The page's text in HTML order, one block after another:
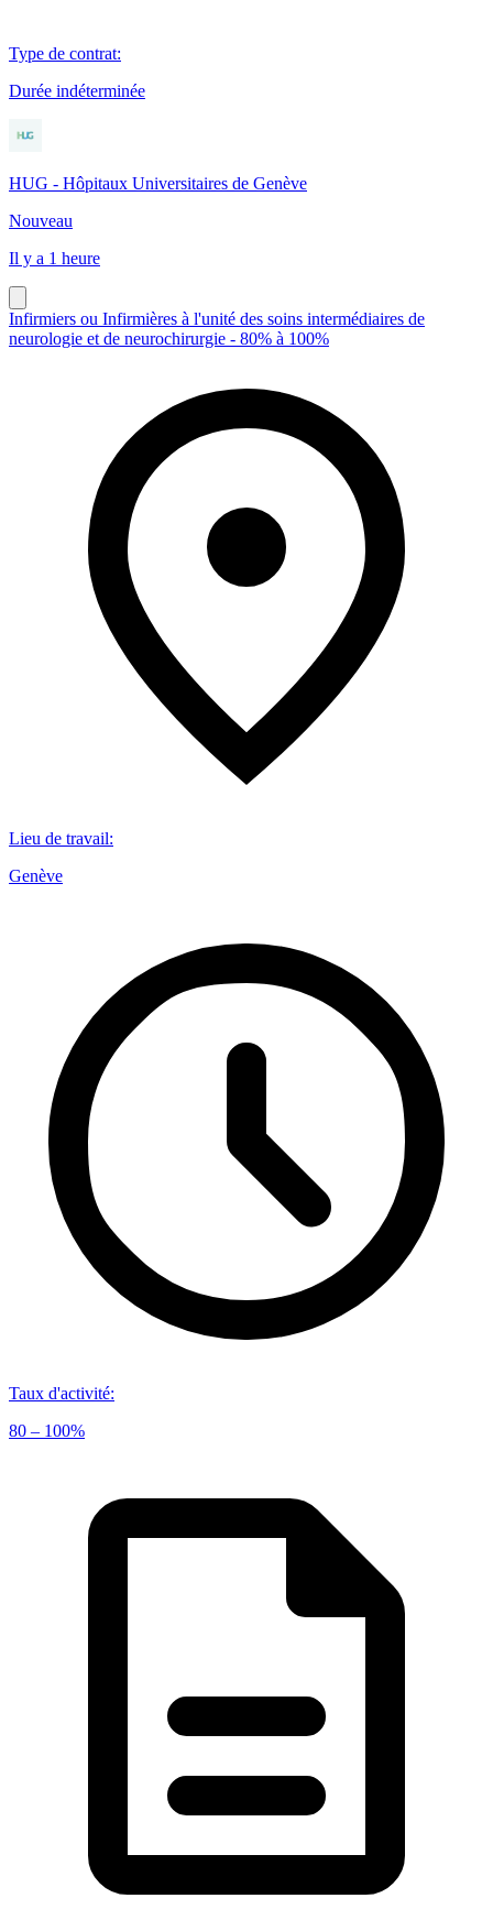
Type de contrat:
Durée indéterminée
HUG - Hôpitaux Universitaires de Genève
Nouveau
Il y a 1 heure
Infirmiers ou Infirmières à l'unité des soins intermédiaires de
neurologie et de neurochirurgie - 80% à 100%
Lieu de travail:
Genève
Taux d'activité:
80 – 100%